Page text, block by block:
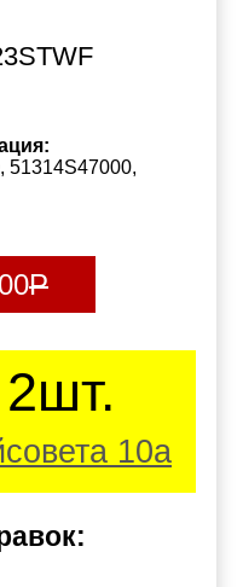
51314S47000,
Р
2шт.
10а